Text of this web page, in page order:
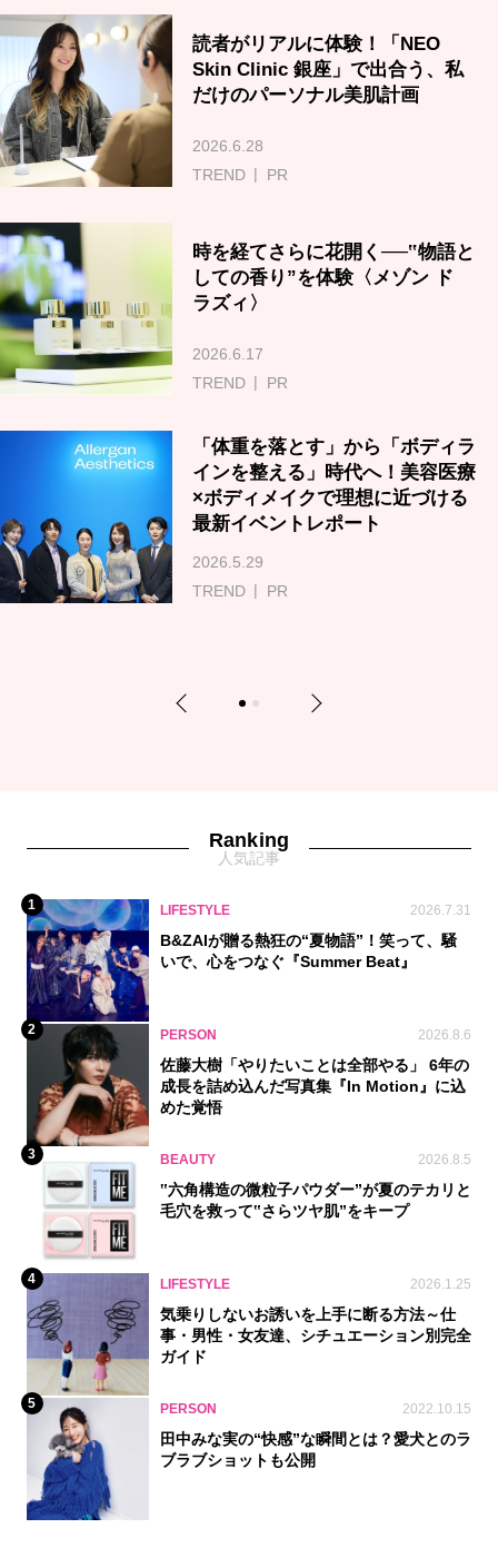
読者がリアルに体験！「NEO
Skin Clinic 銀座」で出合う、私
だけのパーソナル美肌計画
2026.6.28
TREND
PR
時を経てさらに花開く──‟物語と
しての香り”を体験〈メゾン ド
ラズィ〉
2026.6.17
TREND
PR
「体重を落とす」から「ボディラ
インを整える」時代へ！美容医療
×ボディメイクで理想に近づける
最新イベントレポート
2026.5.29
TREND
PR
Previous 1 2 Next
Ranking
人気記事
1 LIFESTYLE 2026.7.31
B&ZAIが贈る熱狂の“夏物語”！笑って、騒
いで、心をつなぐ『Summer Beat』
2 PERSON 2026.8.6
佐藤大樹「やりたいことは全部やる」 6年の
成長を詰め込んだ写真集『In Motion』に込
めた覚悟
3 BEAUTY 2026.8.5
‟六角構造の微粒子パウダー”が夏のテカリと
毛穴を救って‟さらツヤ肌”をキープ
4 LIFESTYLE 2026.1.25
気乗りしないお誘いを上手に断る方法～仕
事・男性・女友達、シチュエーション別完全
ガイド
5 PERSON 2022.10.15
田中みな実の“快感”な瞬間とは？愛犬とのラ
ブラブショットも公開